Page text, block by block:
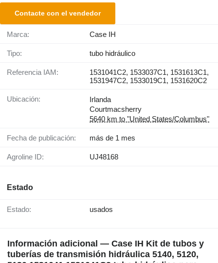
Contacte con el vendedor
Marca: Case IH
Tipo: tubo hidráulico
Referencia IAM:
1531041C2, 1533037C1, 1531613C1,
1531947C2, 1533019C1, 1531620C2
Ubicación:
Irlanda
Courtmacsherry
5640 km to "United States/Columbus"
Fecha de publicación: más de 1 mes
Agroline ID: UJ48168
Estado
Estado: usados
Información adicional — Case IH Kit de tubos y
tuberías de transmisión hidráulica 5140, 5120,